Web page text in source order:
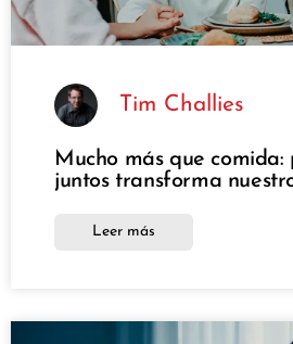
Tim Challies
Mucho más que
juntos transforma
Leer más